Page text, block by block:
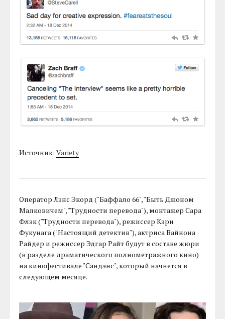
Источник:Variety
Оператор Лэнс Экорд ("Баффало 66", "Быть Джоном
Малковичем", "Трудности перевода"), монтажер Сара
Флэк ("Трудности перевода"), режиссер Кэри
Фукунага ("Настоящий детектив"), актриса Вайнона
Райдер и режиссер Эдгар Райт будут в составе жюри
(в разделе драматического полнометражного кино)
на кинофестивале "Сандэнс", который начнется в
следующем месяце.